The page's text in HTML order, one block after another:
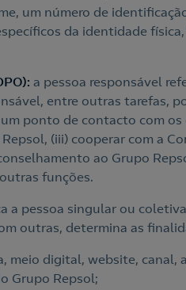
um número de
da identidade
a pessoa responsável
entre outras
ponto de contacto com
(iii) cooperar com a
ao Grupo
funções.
a pessoa singular ou
outras, determina as
meio digital, website,
Grupo Repsol;